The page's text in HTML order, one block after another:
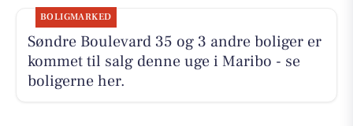
BOLIGMARKED
Søndre Boulevard 35 og 3 andre boliger er
kommet til salg denne uge i Maribo - se
boligerne her.